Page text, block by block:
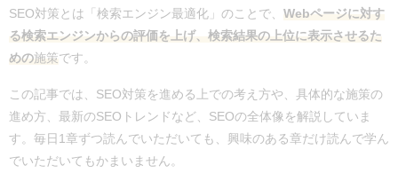
SEO対策とは「検索エンジン最適化」のことで、 Webページに対す
る検索エンジンからの評価を上げ、検索結果の上位に表示させるた
めの施策です。
この記事では、SEO対策を進める上での考え方や、具体的な施策の
進め方、最新のSEOトレンドなど、SEOの全体像を解説していま
す。毎日1章ずつ読んでいただいても、興味のある章だけ読んで学ん
でいただいてもかまいません。